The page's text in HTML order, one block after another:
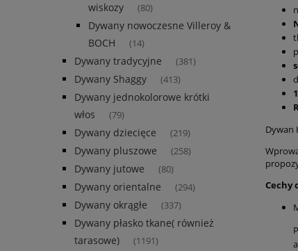
wiskozy
(80)
Dywany nowoczesne Villeroy &
BOCH
(14)
Dywany tradycyjne (381)
Dywany Shaggy (413)
Dywany jednokolorowe krótki
włos
(79)
Dywany dziecięce (219)
Dywany pluszowe (258)
Dywany jutowe (80)
Dywany orientalne (294)
Dywany okrągłe (337)
Dywany płasko tkane( również
tarasowe)
(1191)
Dywan
Cechy